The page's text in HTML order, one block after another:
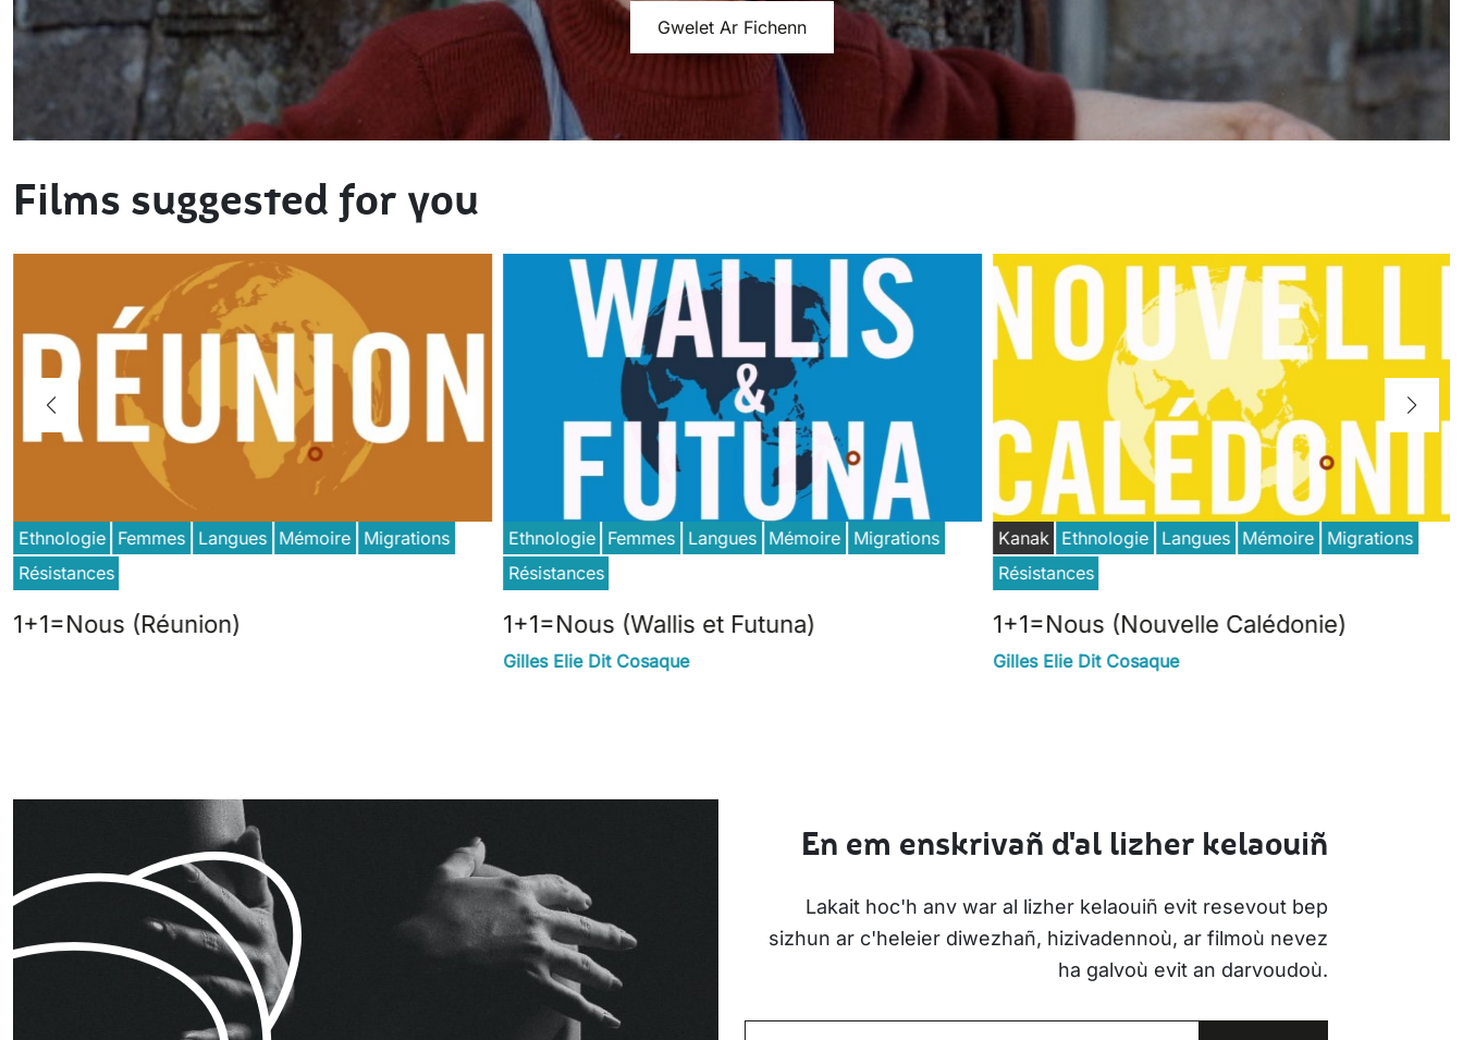
Gwelet Ar Fichenn
Films suggested for you
Ethnologie Femmes Langues Mémoire
Migrations
Résistances
1+1=Nous (Réunion)
Ethnologie Femmes Langues Mémoire
Migrations
Résistances
1+1=Nous (Wallis et Futuna)
Gilles Elie Dit Cosaque
Kanak Ethnologie Langues Mémoire
Migrations
Résistances
1+1=Nous (Nouvelle Calédonie)
Gilles Elie Dit Cosaque
En em enskrivañ d'al lizher kelaouiñ
Lakait hoc'h anv war al lizher kelaouiñ evit resevout bep
sizhun ar c'heleier diwezhañ, hizivadennoù, ar filmoù nevez
ha galvoù evit an darvoudoù.
POSTEL